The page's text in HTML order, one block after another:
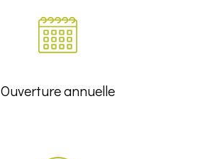
Ouverture annuelle